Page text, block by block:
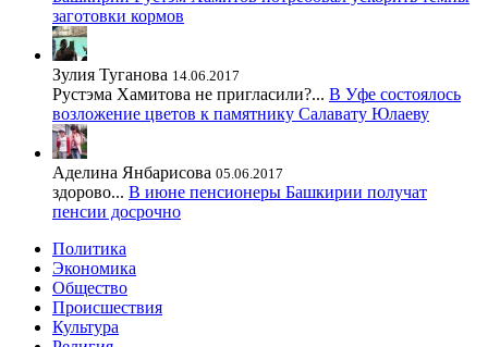
заготовки кормов
Зулия Туганова 14.06.2017
Рустэма Хамитова не пригласили?... В Уфе состоялось
возложение цветов к памятнику Салавату Юлаеву
Аделина Янбарисова 05.06.2017
здорово... В июне пенсионеры Башкирии получат
пенсии досрочно
Политика
Экономика
Общество
Происшествия
Культура